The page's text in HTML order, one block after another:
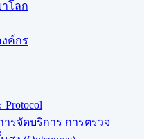
โลก
ค์กร
รจัดบริการ การตรวจ